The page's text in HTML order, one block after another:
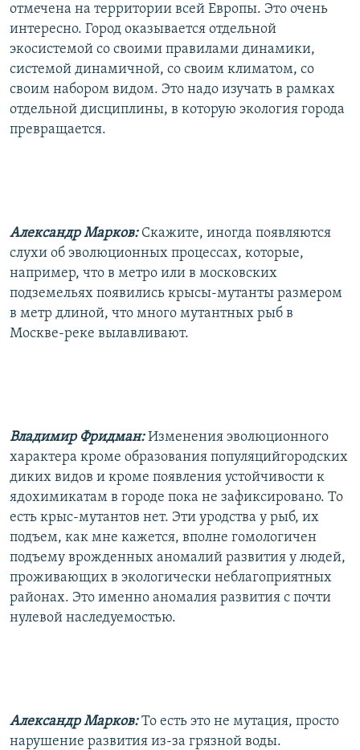
отмечена на территории всей Европы. Это очень
интересно. Город оказывается отдельной
экосистемой со своими правилами динамики,
системой динамичной, со своим климатом, со
своим набором видом. Это надо изучать в рамках
отдельной дисциплины, в которую экология города
превращается.
Александр Марков: Скажите, иногда появляются
слухи об эволюционных процессах, которые,
например, что в метро или в московских
подземельях появились крысы-мутанты размером
в метр длиной, что много мутантных рыб в
Москве-реке вылавливают.
Владимир Фридман: Изменения эволюционного
характера кроме образования популяцийгородских
диких видов и кроме появления устойчивости к
ядохимикатам в городе пока не зафиксировано. То
есть крыс-мутантов нет. Эти уродства у рыб, их
подъем, как мне кажется, вполне гомологичен
подъему врожденных аномалий развития у людей,
проживающих в экологически неблагоприятных
районах. Это именно аномалия развития с почти
нулевой наследуемостью.
Александр Марков: То есть это не мутация, просто
нарушение развития из-за грязной воды.